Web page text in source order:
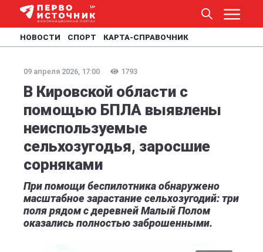
НОВОСТИ СПОРТ КАРТА-СПРАВОЧНИК
09 апреля 2026, 17:00 1793
В Кировской области с
помощью БПЛА выявлены
неиспользуемые
сельхозугодья, заросшие
сорняками
При помощи беспилотника обнаружено
масштабное зарастание сельхозугодий: три
поля рядом с деревней Малый Полом
оказались полностью заброшенными.